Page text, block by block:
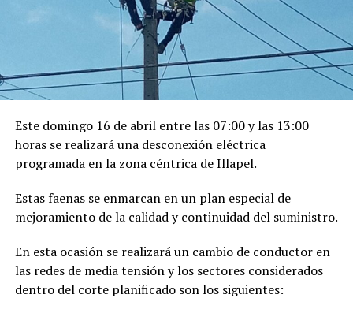
Este domingo 16 de abril entre las 07:00 y las 13:00
horas se realizará una desconexión eléctrica
programada en la zona céntrica de Illapel.
Estas faenas se enmarcan en un plan especial de
mejoramiento de la calidad y continuidad del suministro.
En esta ocasión se realizará un cambio de conductor en
las redes de media tensión y los sectores considerados
dentro del corte planificado son los siguientes: